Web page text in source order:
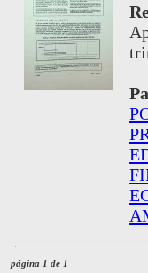
página 1 de 1